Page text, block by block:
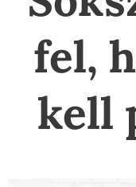
fel,
kell